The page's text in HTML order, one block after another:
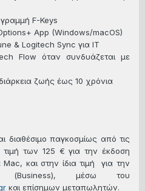
F-Keys
App (Windows/macOS)
& Logitech Sync για IT
όταν συνδυάζεται με
ζωής έως 10 χρόνια
διαθέσιμο παγκοσμίως από τις
των 125 € για την έκδοση
και στην ίδια τιμή για την
(Business), μέσω του
και επίσημων μεταπωλητών.